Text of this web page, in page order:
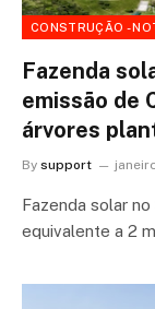
CONSTRUÇÃO -
Fazenda
emissão de
árvores
By support
Fazenda solar
equivalente a 2